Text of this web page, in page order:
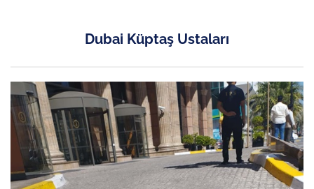
Dubai Küptaş Ustaları